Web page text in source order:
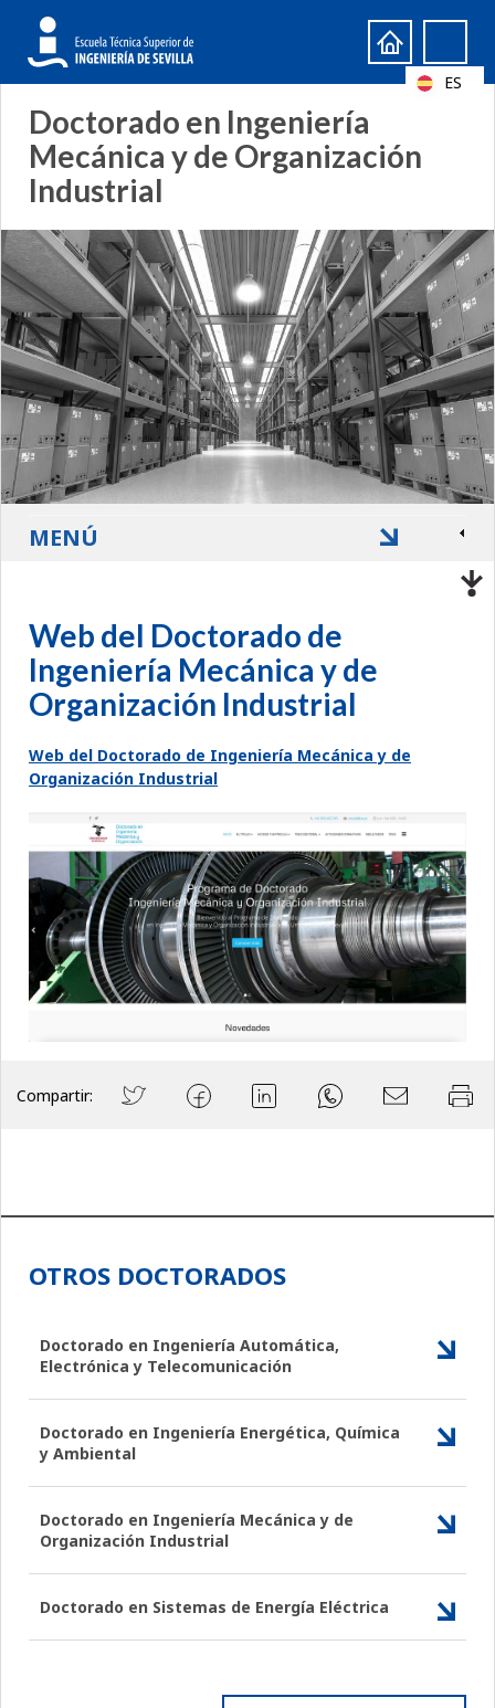
Formulario
de
búsqueda
Search
Doctorado en Ingeniería
Mecánica y de Organización
Industrial
Web del Doctorado de
Ingeniería Mecánica y de
Organización Industrial
Web del Doctorado de Ingeniería Mecánica y de
Organización Industrial
Compartir:
MENÚ
OTROS DOCTORADOS
Doctorado en Ingeniería Automática,
Electrónica y Telecomunicación
Doctorado en Ingeniería Energética, Química
y Ambiental
Doctorado en Ingeniería Mecánica y de
Organización Industrial
Doctorado en Sistemas de Energía Eléctrica
ES